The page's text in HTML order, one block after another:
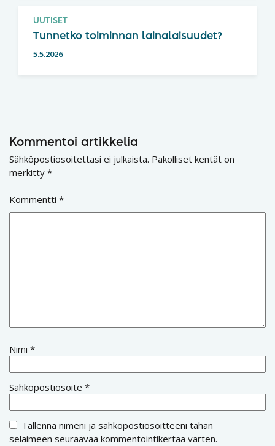
UUTISET
Tunnetko toiminnan lainalaisuudet?
5.5.2026
Kommentoi artikkelia
Sähköpostiosoitettasi ei julkaista. Pakolliset kentät on
merkitty *
Kommentti *
Nimi *
Sähköpostiosoite *
Tallenna nimeni ja sähköpostiosoitteeni tähän
selaimeen seuraavaa kommentointikertaa varten.